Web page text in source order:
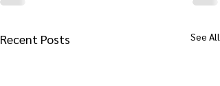
Recent Posts See All